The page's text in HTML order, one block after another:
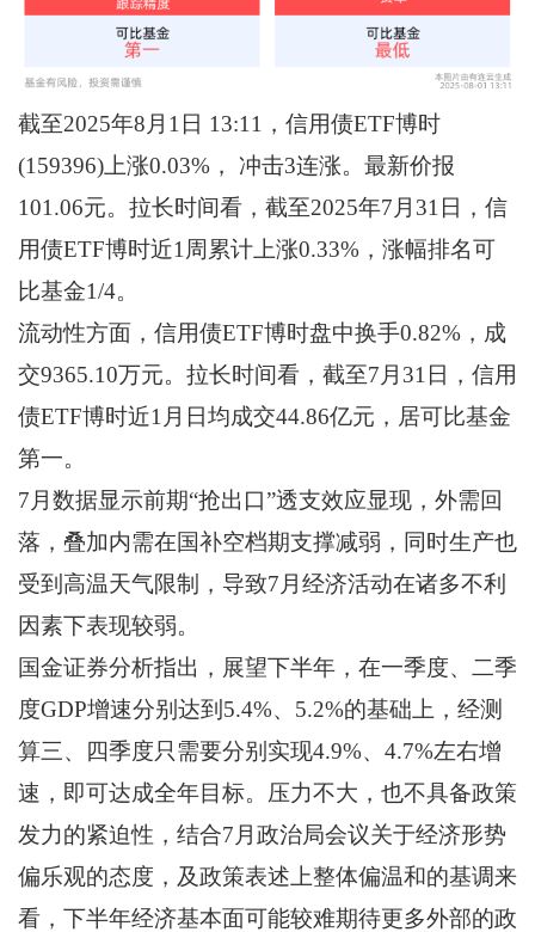
截至2025年8月1日 13:11，信用债ETF博时
(159396)上涨0.03%， 冲击3连涨。最新价报
101.06元。拉长时间看，截至2025年7月31日，信
用债ETF博时近1周累计上涨0.33%，涨幅排名可
比基金1/4。
流动性方面，信用债ETF博时盘中换手0.82%，成
交9365.10万元。拉长时间看，截至7月31日，信用
债ETF博时近1月日均成交44.86亿元，居可比基金
第一。
7月数据显示前期“抢出口”透支效应显现，外需回
落，叠加内需在国补空档期支撑减弱，同时生产也
受到高温天气限制，导致7月经济活动在诸多不利
因素下表现较弱。
国金证券分析指出，展望下半年，在一季度、二季
度GDP增速分别达到5.4%、5.2%的基础上，经测
算三、四季度只需要分别实现4.9%、4.7%左右增
速，即可达成全年目标。压力不大，也不具备政策
发力的紧迫性，结合7月政治局会议关于经济形势
偏乐观的态度，及政策表述上整体偏温和的基调来
看，下半年经济基本面可能较难期待更多外部的政